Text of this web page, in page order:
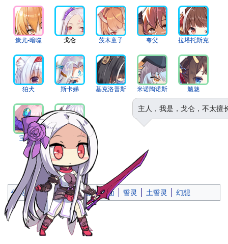
蚩尤-暗噬 戈仑 茨木童子 夸父 拉塔托斯克
狛犬 斯卡娣 基克洛普斯 米诺陶诺斯 魑魅
宝箱怪 白米饭
主人，我是，戈仑，不太擅
↑ 维基百科
↑ 百度百科
分类： 含有受损文件链接的页面 誓灵 土誓灵 幻想